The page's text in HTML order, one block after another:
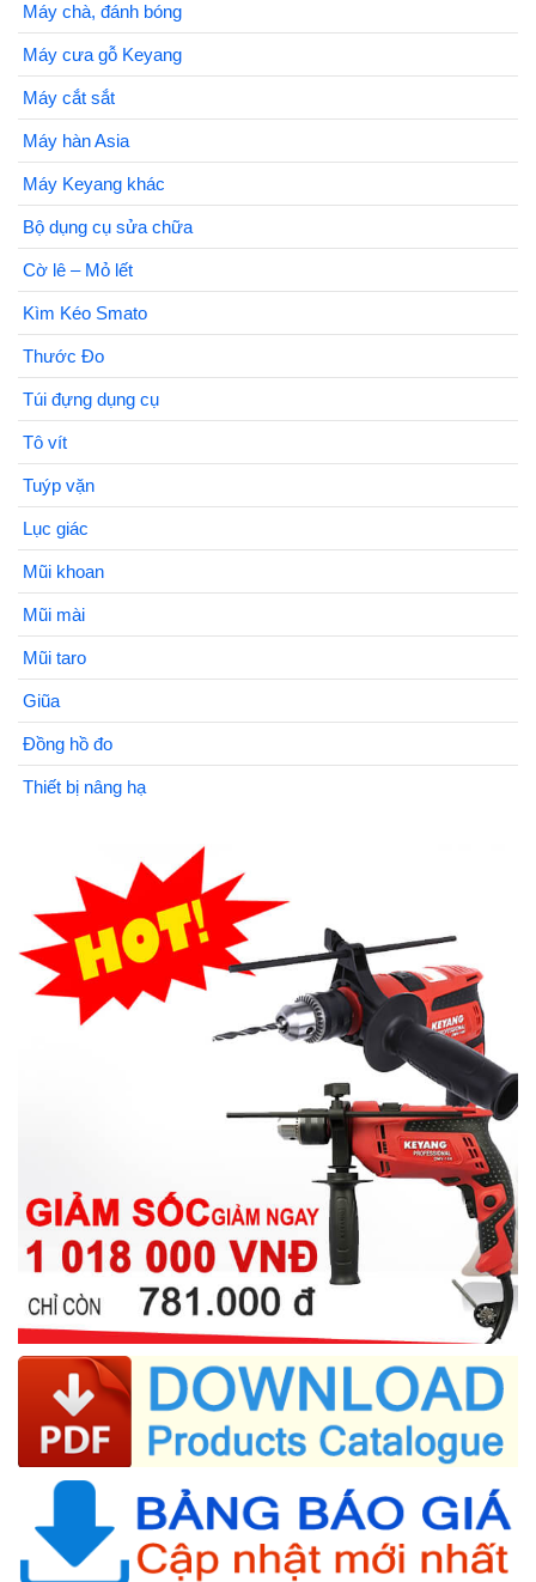
Máy chà, đánh bóng
Máy cưa gỗ Keyang
Máy cắt sắt
Máy hàn Asia
Máy Keyang khác
Bộ dụng cụ sửa chữa
Cờ lê – Mỏ lết
Kìm Kéo Smato
Thước Đo
Túi đựng dụng cụ
Tô vít
Tuýp vặn
Lục giác
Mũi khoan
Mũi mài
Mũi taro
Giũa
Đồng hồ đo
Thiết bị nâng hạ